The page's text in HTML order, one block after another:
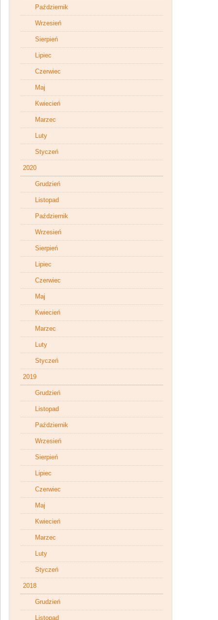
Październik
Wrzesień
Sierpień
Lipiec
Czerwiec
Maj
Kwiecień
Marzec
Luty
Styczeń
2020
Grudzień
Listopad
Październik
Wrzesień
Sierpień
Lipiec
Czerwiec
Maj
Kwiecień
Marzec
Luty
Styczeń
2019
Grudzień
Listopad
Październik
Wrzesień
Sierpień
Lipiec
Czerwiec
Maj
Kwiecień
Marzec
Luty
Styczeń
2018
Grudzień
Listopad